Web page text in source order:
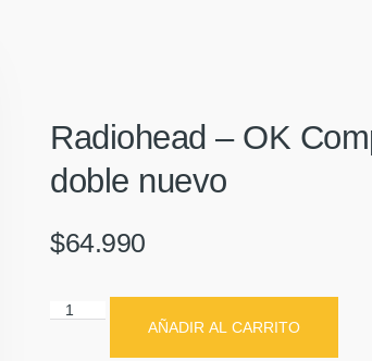
Radiohead ‎– OK
doble nuevo
$64.990
AÑADIR AL CARRITO